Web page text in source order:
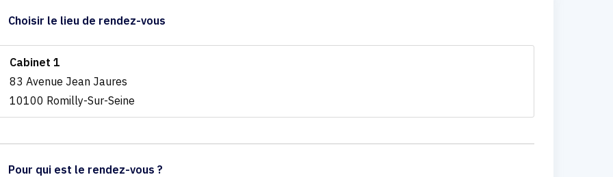
Choisir le lieu de rendez-vous
Cabinet 1
83 Avenue Jean Jaures
10100 Romilly-Sur-Seine
Pour qui est le rendez-vous ?